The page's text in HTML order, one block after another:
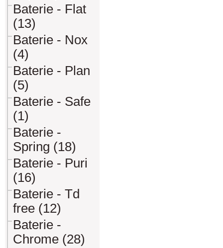
Baterie - Flat
(13)
Baterie - Nox
(4)
Baterie - Plan
(5)
Baterie - Safe
(1)
Baterie -
Spring (18)
Baterie - Puri
(16)
Baterie - Td
free (12)
Baterie -
Chrome (28)